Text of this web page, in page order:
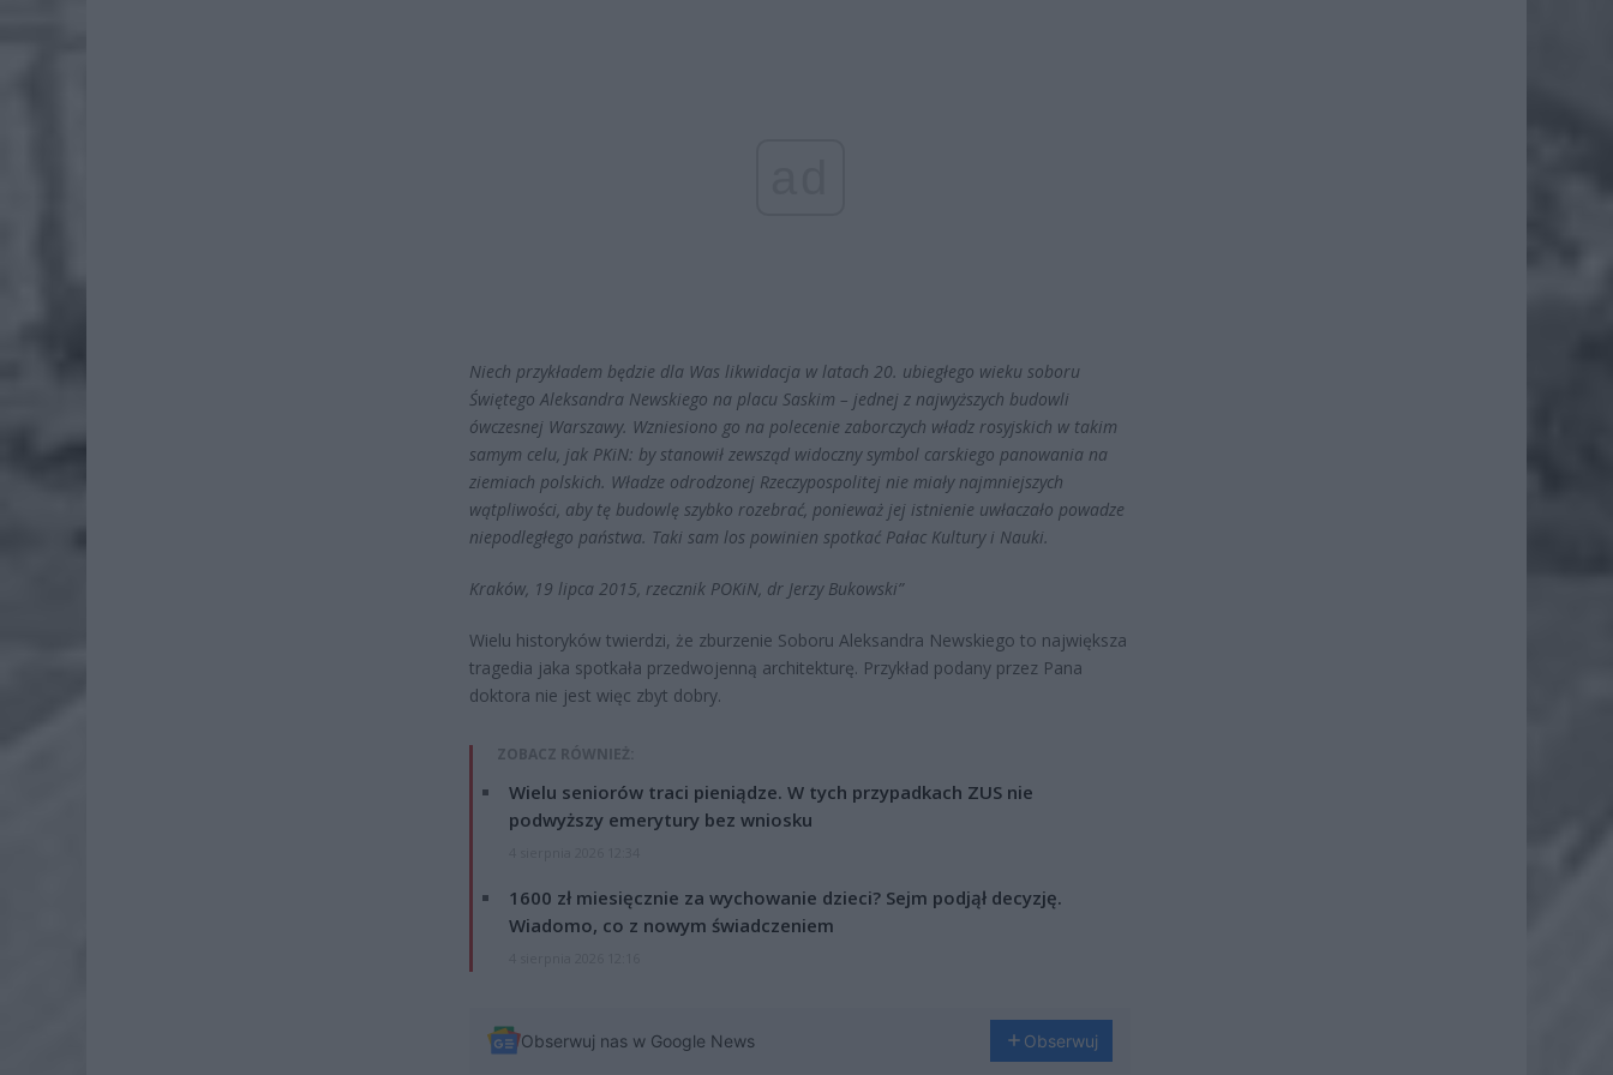
Niech przykładem będzie dla Was likwidacja w latach 20. ubiegłego wieku soboru
Świętego Aleksandra Newskiego na placu Saskim – jednej z najwyższych budowli
ówczesnej Warszawy. Wzniesiono go na polecenie zaborczych władz rosyjskich w takim
samym celu, jak PKiN: by stanowił zewsząd widoczny symbol carskiego panowania na
ziemiach polskich. Władze odrodzonej Rzeczypospolitej nie miały najmniejszych
wątpliwości, aby tę budowlę szybko rozebrać, ponieważ jej istnienie uwłaczało powadze
niepodległego państwa. Taki sam los powinien spotkać Pałac Kultury i Nauki.
Kraków, 19 lipca 2015, rzecznik POKiN, dr Jerzy Bukowski”
Wielu historyków twierdzi, że zburzenie Soboru Aleksandra Newskiego to największa
tragedia jaka spotkała przedwojenną architekturę. Przykład podany przez Pana
doktora nie jest więc zbyt dobry.
ZOBACZ RÓWNIEŻ:
Wielu seniorów traci pieniądze. W tych przypadkach ZUS nie
podwyższy emerytury bez wniosku
1600 zł miesięcznie za wychowanie dzieci? Sejm podjął decyzję.
Wiadomo, co z nowym świadczeniem
Obserwuj nas w Google News Obserwuj